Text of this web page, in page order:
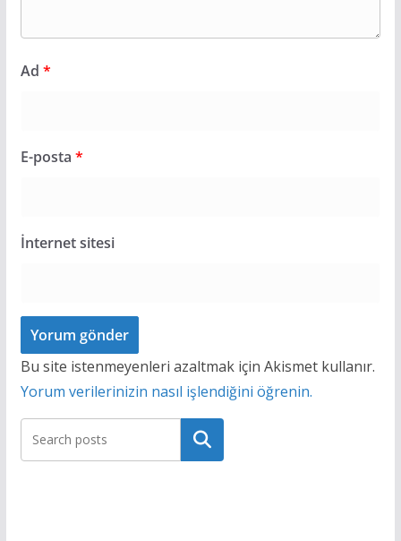
Ad *
E-posta *
İnternet sitesi
Bu site istenmeyenleri azaltmak için Akismet kullanır.
Yorum verilerinizin nasıl işlendiğini öğrenin.
Ara